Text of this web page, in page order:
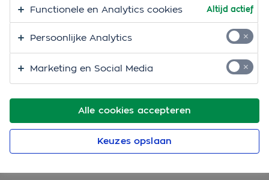
een lichamelijke, verstandelijke of psychische
aandoening. Die aandoening zorgt ervoor dat het
uitvoeren van dagelijkse handelingen niet meer
vanzelfsprekend is. De ergotherapeut onderzoekt hoe
je problemen met dagelijkse activiteiten kunt oplossen
of verminderen.
Het doel van ergotherapie is dat je zo veel mogelijk
zelfstandig kunt doen. De ergotherapeut geeft ook
advies, over bijvoorbeeld hulpmiddelen of
Alle cookies accepteren
Functionele en Analytics cookies Altijd actief
Persoonlijke Analytics
Marketing en Social Media
Keuzes opslaan